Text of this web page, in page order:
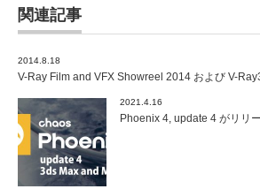
関連記事
2014.8.18
V-Ray Film and VFX Showreel 2014 および V-
2021.4.16
Phoenix 4, update 4 がリリ